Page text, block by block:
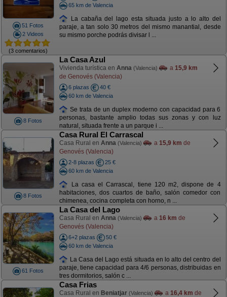
51 Fotos
2 Videos
(3 comentarios)
65 km de Valencia
La cabaña del lago esta situada justo a lo alto del
paraje, a tan solo 30 metros del mismo manantial, desde
su mismo porche podrás divisar l ...
8 Fotos
La Casa Azul
Vivienda turística en Anna (Valencia) a 15,9 km
de Genovés (Valencia)
6 plazas
40 €
60 km de Valencia
Se trata de un duplex moderno con capacidad para 6
personas, bastante amplio todas sus zonas y con luz
natural, situada frente a un parque i ...
8 Fotos
Casa Rural El Carrascal
Casa Rural en Anna (Valencia) a 15,9 km de
Genovés (Valencia)
2-8 plazas
25 €
60 km de Valencia
La casa el Carrascal, tiene 120 m2, dispone de 4
habitaciones, dos cuartos de baño, salón comedor con
chimenea, cocina completa con horno, n ...
61 Fotos
La Casa del Lago
Casa Rural en Anna (Valencia) a 16 km de
Genovés (Valencia)
6+2 plazas
50 €
60 km de Valencia
La Casa del Lago está situada en lo alto del centro del
paraje, tiene capacidad para 4/6 personas, distribuidas en
tres dormitorios, salón c ...
Casa Frias
Casa Rural en Beniatjar (Valencia) a 16,4 km de